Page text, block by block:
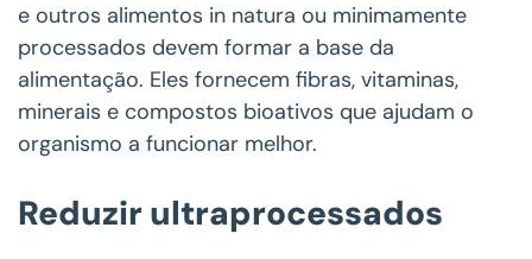
e outros alimentos in natura ou minimamente
processados devem formar a base da
alimentação. Eles fornecem fibras, vitaminas,
minerais e compostos bioativos que ajudam o
organismo a funcionar melhor.
Reduzir ultraprocessados